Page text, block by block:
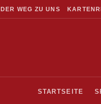
DER WEG ZU UNS
STARTSEITE